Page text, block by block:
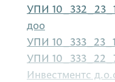
УПИ
доо
УПИ
УПИ
Инвестментс